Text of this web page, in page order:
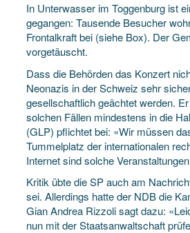
In Unterwasser im Toggenburg ist
gegangen: Tausende Besucher
Frontalkraft bei (siehe Box). Der
vorgetäuscht.
Dass die Behörden das Konzert
Neonazis in der Schweiz sehr
gesellschaftlich geächtet werden.
solchen Fällen mindestens in die
(GLP) pflichtet bei: «Wir müssen
Tummelplatz der internationalen
Internet sind solche
Kritik übte die SP auch am
sei. Allerdings hatte der NDB die
Gian Andrea Rizzoli sagt dazu:
nun mit der Staatsanwaltschaft